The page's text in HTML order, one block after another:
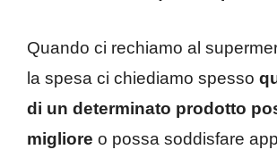
Quando ci rechiamo al
la spesa ci chiediamo spesso
di un determinato prodotto
migliore o possa soddisfare